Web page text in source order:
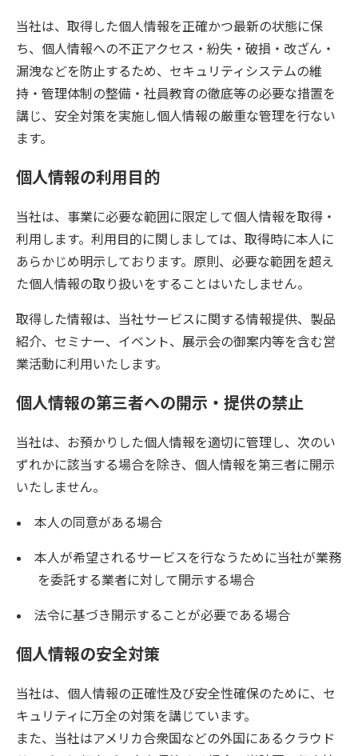
当社は、取得した個人情報を正確かつ最新の状態に保
ち、個人情報への不正アクセス・紛失・破損・改ざん・
漏洩などを防止するため、セキュリティシステムの維
持・管理体制の整備・社員教育の徹底等の必要な措置を
講じ、安全対策を実施し個人情報の厳重な管理を行ない
ます。
個人情報の利用目的
当社は、事業に必要な範囲に限定して個人情報を取得・
利用します。利用目的に関しましては、取得時に本人に
あらかじめ明示しております。原則、必要な範囲を超え
た個人情報の取り扱いをすることはいたしません。
取得した情報は、当社サービスに関する情報提供、製品
紹介、セミナー、イベント、展示会の御案内等を含む営
業活動に利用いたします。
個人情報の第三者への開示・提供の禁止
当社は、お預かりした個人情報を適切に管理し、次のい
ずれかに該当する場合を除き、個人情報を第三者に開示
いたしません。
本人の同意がある場合
本人が希望されるサービスを行なうために当社が業務
を委託する業者に対して開示する場合
法令に基づき開示することが必要である場合
個人情報の安全対策
当社は、個人情報の正確性及び安全性確保のために、セ
キュリティに万全の対策を講じています。
また、当社はアメリカ合衆国などの外国にあるクラウド